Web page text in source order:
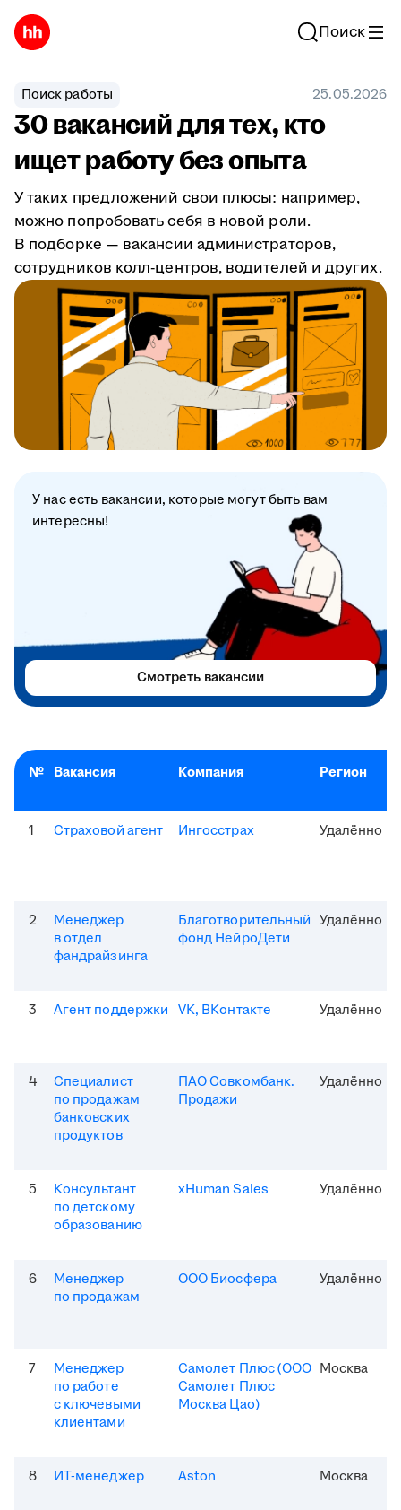
Поиск
Поиск работы 25.05.2026
30 вакансий для тех, кто
ищет работу без опыта
У таких предложений свои плюсы: например,
можно попробовать себя в новой роли.
В подборке — вакансии администраторов,
сотрудников колл-центров, водителей и других.
№ Вакансия Компания Регион
1 Страховой агент Ингосстрах Удалённо
2
Менеджер
в отдел
фандрайзинга
Благотворительный
фонд НейроДети
Удалённо
3 Агент поддержки VK, ВКонтакте Удалённо
4
Специалист
по продажам
банковских
продуктов
ПАО Совкомбанк.
Продажи
Удалённо
5
Консультант
по детскому
образованию
xHuman Sales Удалённо
6
Менеджер
по продажам
ООО Биосфера Удалённо
7
Менеджер
по работе
с ключевыми
клиентами
Самолет Плюс (ООО
Самолет Плюс
Москва Цао)
Москва
8 ИТ-менеджер Aston Москва
У нас есть вакансии, которые могут быть вам
интересны!
Смотреть вакансии